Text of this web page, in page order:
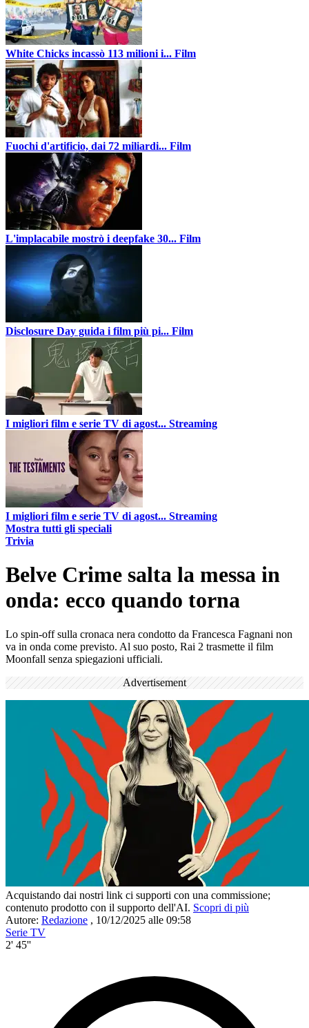
White Chicks incassò 113 milioni i... Film
Fuochi d'artificio, dai 72 miliardi... Film
L'implacabile mostrò i deepfake 30... Film
Disclosure Day guida i film più pi... Film
I migliori film e serie TV di agost... Streaming
I migliori film e serie TV di agost... Streaming
Mostra tutti gli speciali
Trivia
Belve Crime salta la messa in
onda: ecco quando torna
Lo spin-off sulla cronaca nera condotto da Francesca Fagnani non
va in onda come previsto. Al suo posto, Rai 2 trasmette il film
Moonfall senza spiegazioni ufficiali.
Advertisement
Acquistando dai nostri link ci supporti con una commissione;
contenuto prodotto con il supporto dell'AI. Scopri di più
Autore: Redazione , 10/12/2025 alle 09:58
Serie TV
2' 45''